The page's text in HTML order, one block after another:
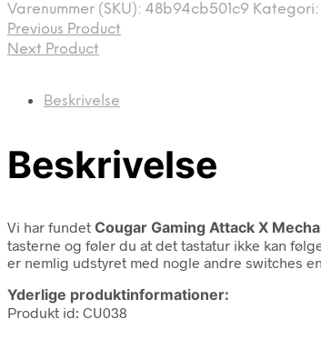
Varenummer (SKU): 48b94cb501c9 Kategori:
Previous Product
Next Product
Beskrivelse
Beskrivelse
Vi har fundet Cougar Gaming Attack X
tasterne og føler du at det tastatur ikke kan
er nemlig udstyret med nogle andre switches
Yderlige produktinformationer:
Produkt id: CU038